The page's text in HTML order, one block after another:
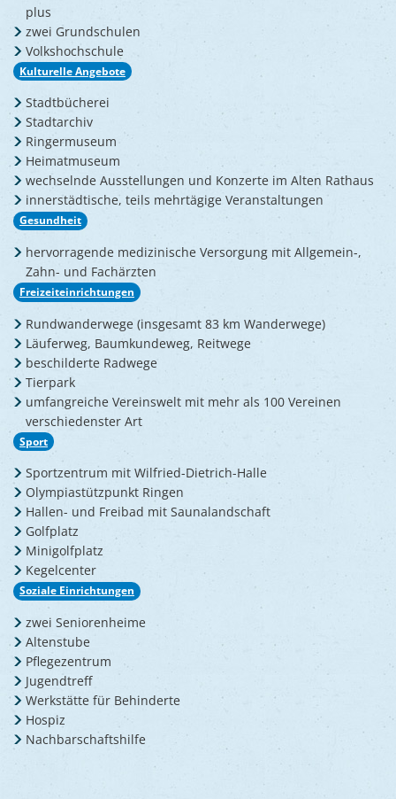
plus
zwei Grundschulen
Volkshochschule
Kulturelle Angebote
Stadtbücherei
Stadtarchiv
Ringermuseum
Heimatmuseum
wechselnde Ausstellungen und Konzerte im Alten Rathaus
innerstädtische, teils mehrtägige Veranstaltungen
Gesundheit
hervorragende medizinische Versorgung mit Allgemein-,
Zahn- und Fachärzten
Freizeiteinrichtungen
Rundwanderwege (insgesamt 83 km Wanderwege)
Läuferweg, Baumkundeweg, Reitwege
beschilderte Radwege
Tierpark
umfangreiche Vereinswelt mit mehr als 100 Vereinen
verschiedenster Art
Sport
Sportzentrum mit Wilfried-Dietrich-Halle
Olympiastützpunkt Ringen
Hallen- und Freibad mit Saunalandschaft
Golfplatz
Minigolfplatz
Kegelcenter
Soziale Einrichtungen
zwei Seniorenheime
Altenstube
Pflegezentrum
Jugendtreff
Werkstätte für Behinderte
Hospiz
Nachbarschaftshilfe